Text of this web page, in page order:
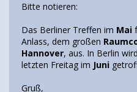
Bitte notieren:
Das Berliner Treffen im Mai
Anlass, dem großen
Hannover, aus. In Berlin
letzten Freitag im Juni
Gruß,